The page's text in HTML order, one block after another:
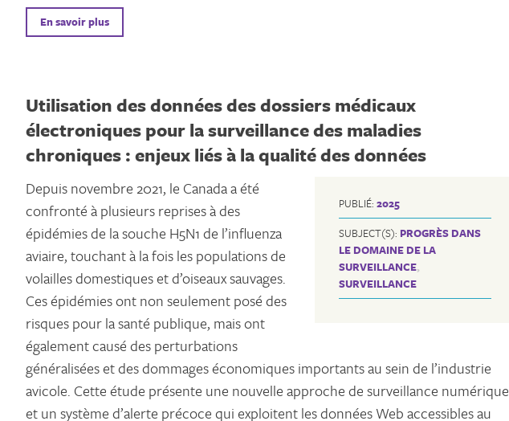
En savoir plus
Utilisation des données des dossiers médicaux
électroniques pour la surveillance des maladies
chroniques : enjeux liés à la qualité des données
PUBLIÉ: 2025
SUBJECT(S): PROGRÈS DANS
LE DOMAINE DE LA
SURVEILLANCE,
SURVEILLANCE
Depuis novembre 2021, le Canada a été
confronté à plusieurs reprises à des
épidémies de la souche H5N1 de l’influenza
aviaire, touchant à la fois les populations de
volailles domestiques et d’oiseaux sauvages.
Ces épidémies ont non seulement posé des
risques pour la santé publique, mais ont
également causé des perturbations
généralisées et des dommages économiques importants au sein de l’industrie
avicole. Cette étude présente une nouvelle approche de surveillance numérique
et un système d’alerte précoce qui exploitent les données Web accessibles au